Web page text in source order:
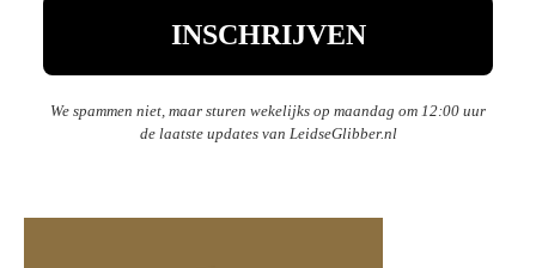
We spammen niet, maar sturen wekelijks op maandag om 12:00 uur
de laatste updates van LeidseGlibber.nl